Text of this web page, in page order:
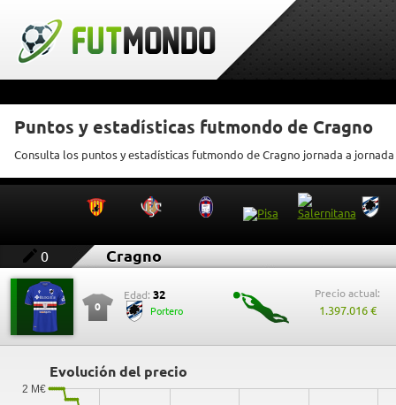
Puntos y estadísticas futmondo de Cragno
Consulta los puntos y estadísticas futmondo de Cragno jornada a jornada
0 Cragno
0
Edad: 32
Portero
Precio actual:
1.397.016 €
Evolución del precio
2 M€